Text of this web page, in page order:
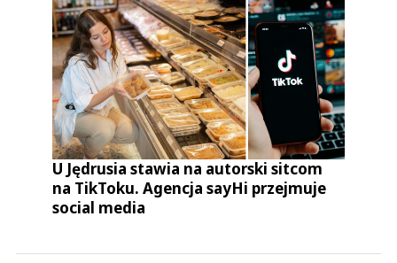
U Jędrusia stawia na autorski sitcom
na TikToku. Agencja sayHi przejmuje
social media